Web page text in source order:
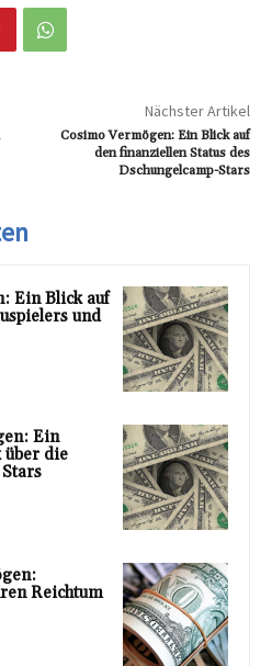
Nächster Artikel
Cosimo Vermögen: Ein Blick auf
den finanziellen Status des
Dschungelcamp-Stars
Ein Blick auf
und
Ein
über die
Reichtum